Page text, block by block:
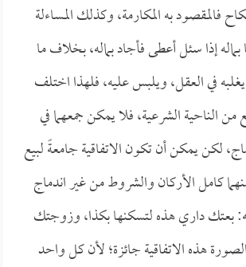
فالمقصود به المكارمة، وكذلك المساءلة
بماله إذا سئل أعطى فأجاد بماله، بخلاف ما
يغلبه في العقل، ويلبس عليه، فلهذا اختلف
من الناحية الشرعية، فلا يمكن جمعهما في
لكن يمكن أن تكون الاتفاقية جامعةً لبيع
كامل الأركان والشروط من غير اندماج
بعتك داري هذه لتسكنها بكذا، وزوجتك
هذه الاتفاقية جائزة؛ لأن كل واحد